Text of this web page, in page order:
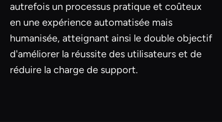
autrefois un processus pratique et coûteux
en une expérience automatisée mais
humanisée, atteignant ainsi le double objectif
d'améliorer la réussite des utilisateurs et de
réduire la charge de support.